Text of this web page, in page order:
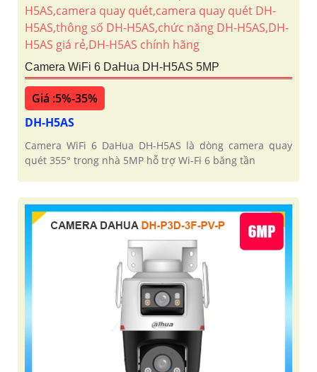
Camera WiFi 6 DaHua DH-H5AS 5MP
Giá :5%-35%
DH-H5AS
Camera WiFi 6 DaHua DH-H5AS là dòng camera quay
quét 355° trong nhà 5MP hỗ trợ Wi-Fi 6 băng tần